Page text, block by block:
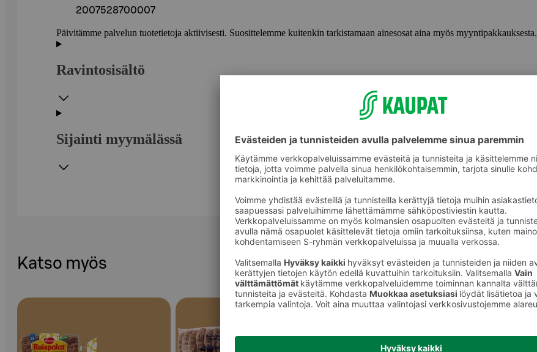
2007528700007
Päivitämme palvelun tuotetietoja aktiivisesti. Suosittelemme kuitenkin tarkistamaan ainesosat aina myös myyntipakkauksesta.
Ravintosisältö
Sijainti myymälässä
Katso myös